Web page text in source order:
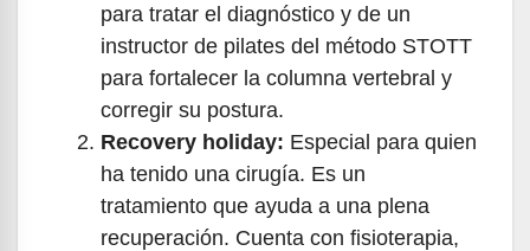
para tratar el diagnóstico y de un
instructor de pilates del método STOTT
para fortalecer la columna vertebral y
corregir su postura.
Recovery holiday: Especial para quien
ha tenido una cirugía. Es un
tratamiento que ayuda a una plena
recuperación. Cuenta con fisioterapia,